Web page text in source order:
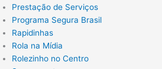
Prestação de Serviços
Programa Segura Brasil
Rapidinhas
Rola na Mídia
Rolezinho no Centro